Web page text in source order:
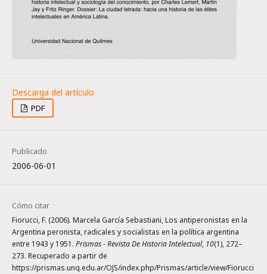
PDF
Publicado
2006-06-01
Cómo citar
Fiorucci, F. (2006). Marcela García Sebastiani, Los antiperonistas en la
Argentina peronista, radicales y socialistas en la política argentina
entre 1943 y 1951. Prismas - Revista De Historia Intelectual, 10(1), 272–
273. Recuperado a partir de
https://prismas.unq.edu.ar/OJS/index.php/Prismas/article/view/Fiorucci